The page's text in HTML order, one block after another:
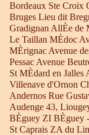
Bordeaux Ste Croix
Bruges Lieu dit
Gradignan AllÈe de
Le Taillan MÈdoc
MÈrignac Avenue
Pessac Avenue
St MÈdard en Jalles
Villenave d'Ornon
Andernos Rue
Audenge 43,
BÈguey ZI BÈguey
St Caprais ZA du